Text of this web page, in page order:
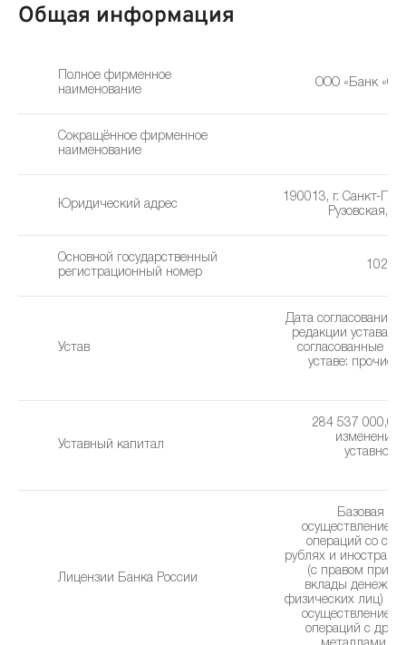
Общая информация
Полное фирменное
наименование
ООО «Банк
Сокращённое фирменное
наименование
Юридический адрес
190013, г. Санкт-
Рузовская,
Основной государственный
регистрационный номер
Устав
Дата согласования
редакции устава:
cогласованные
уставe: прочие
Уставный капитал
284 537 000,00
изменения
уставного
Лицензии Банка России
Базовая
осуществление
операций со
рублях и
(с правом
вклады
физических лиц)
осуществление
операций с